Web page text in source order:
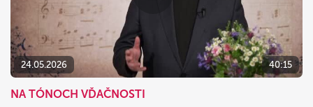
24.05.2026 40:15
NA TÓNOCH VĎAČNOSTI